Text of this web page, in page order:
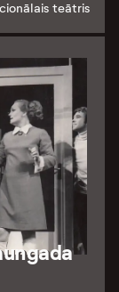
teātris